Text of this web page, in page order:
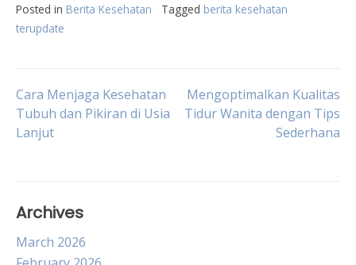
Posted in Berita Kesehatan Tagged berita kesehatan
terupdate
Post
navigation
Cara Menjaga Kesehatan
Tubuh dan Pikiran di Usia
Lanjut
Mengoptimalkan Kualitas
Tidur Wanita dengan Tips
Sederhana
Archives
March 2026